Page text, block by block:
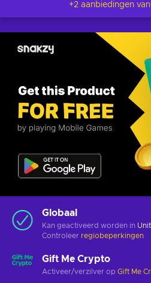
+2 aanbiedingen van
Globaal
Kan geactiveerd worden in
Controleer regiobeperkingen
Gift Me Crypto
Activeer/verzilver op Gift Me